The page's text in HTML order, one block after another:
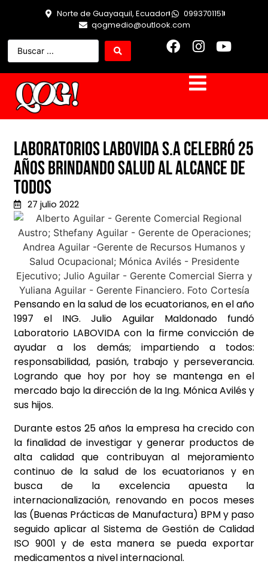
Norte de Guayaquil, Ecuador
0993701151
qogmedio@outlook.com
Laboratorios Labovida S.A celebró 25
años brindando salud al alcance de
todos
27 julio 2022
Pensando en la salud de los ecuatorianos, en el año
1997 el ING. Julio Aguilar Maldonado fundó
Laboratorio LABOVIDA con la firme convicción de
ayudar a los demás; impartiendo a todos:
responsabilidad, pasión, trabajo y perseverancia.
Logrando que hoy por hoy se mantenga en el
mercado bajo la dirección de la Ing. Mónica Avilés y
sus hijos.
Durante estos 25 años la empresa ha crecido con
la finalidad de investigar y generar productos de
alta calidad que contribuyan al mejoramiento
continuo de la salud de los ecuatorianos y en
busca de la excelencia apuesta la
internacionalización, renovando en pocos meses
las (Buenas Prácticas de Manufactura) BPM y paso
seguido aplicar al Sistema de Gestión de Calidad
ISO 9001 y de esta manera se pueda exportar
medicamentos a nivel internacional.